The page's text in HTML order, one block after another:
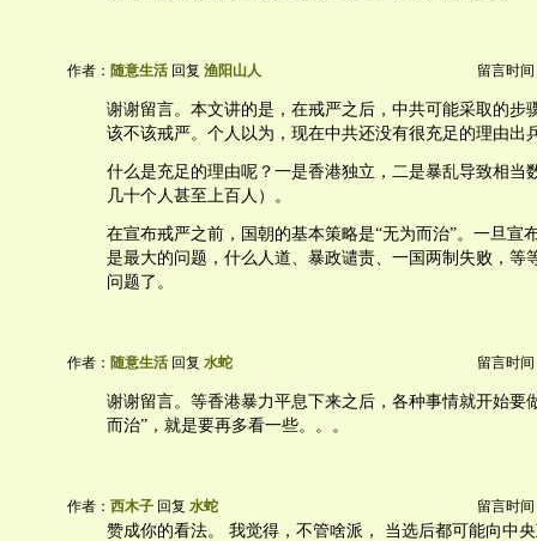
作者： 随意生活 回复 渔阳山人 留言时间
谢谢留言。本文讲的是，在戒严之后，中共可能采取的步
该不该戒严。个人以为，现在中共还没有很充足的理由出
什么是充足的理由呢？一是香港独立，二是暴乱导致相当
几十个人甚至上百人）。
在宣布戒严之前，国朝的基本策略是“无为而治”。一旦宣
是最大的问题，什么人道、暴政谴责、一国两制失败，等
问题了。
作者： 随意生活 回复 水蛇 留言时间
谢谢留言。等香港暴力平息下来之后，各种事情就开始要
而治”，就是要再多看一些。。。
作者： 西木子 回复 水蛇 留言时间
赞成你的看法。 我觉得，不管啥派， 当选后都可能向中